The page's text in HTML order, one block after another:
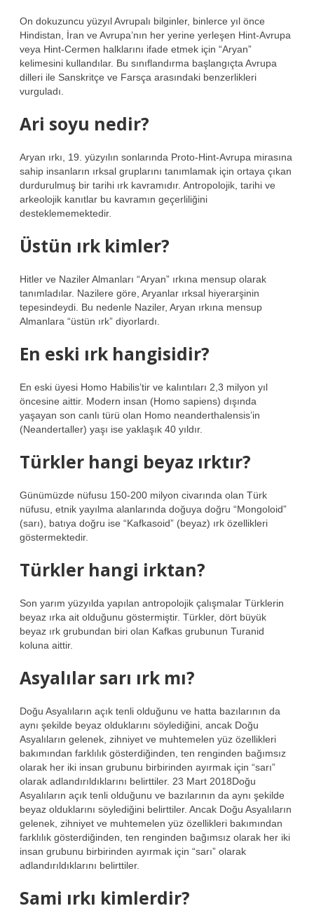
On dokuzuncu yüzyıl Avrupalı ​​bilginler, binlerce yıl önce
Hindistan, İran ve Avrupa’nın her yerine yerleşen Hint-Avrupa
veya Hint-Cermen halklarını ifade etmek için “Aryan”
kelimesini kullandılar. Bu sınıflandırma başlangıçta Avrupa
dilleri ile Sanskritçe ve Farsça arasındaki benzerlikleri
vurguladı.
Ari soyu nedir?
Aryan ırkı, 19. yüzyılın sonlarında Proto-Hint-Avrupa mirasına
sahip insanların ırksal gruplarını tanımlamak için ortaya çıkan
durdurulmuş bir tarihi ırk kavramıdır. Antropolojik, tarihi ve
arkeolojik kanıtlar bu kavramın geçerliliğini
desteklememektedir.
Üstün ırk kimler?
Hitler ve Naziler Almanları “Aryan” ırkına mensup olarak
tanımladılar. Nazilere göre, Aryanlar ırksal hiyerarşinin
tepesindeydi. Bu nedenle Naziler, Aryan ırkına mensup
Almanlara “üstün ırk” diyorlardı.
En eski ırk hangisidir?
En eski üyesi Homo Habilis’tir ve kalıntıları 2,3 milyon yıl
öncesine aittir. Modern insan (Homo sapiens) dışında
yaşayan son canlı türü olan Homo neanderthalensis’in
(Neandertaller) yaşı ise yaklaşık 40 yıldır.
Türkler hangi beyaz ırktır?
Günümüzde nüfusu 150-200 milyon civarında olan Türk
nüfusu, etnik yayılma alanlarında doğuya doğru “Mongoloid”
(sarı), batıya doğru ise “Kafkasoid” (beyaz) ırk özellikleri
göstermektedir.
Türkler hangi irktan?
Son yarım yüzyılda yapılan antropolojik çalışmalar Türklerin
beyaz ırka ait olduğunu göstermiştir. Türkler, dört büyük
beyaz ırk grubundan biri olan Kafkas grubunun Turanid
koluna aittir.
Asyalılar sarı ırk mı?
Doğu Asyalıların açık tenli olduğunu ve hatta bazılarının da
aynı şekilde beyaz olduklarını söylediğini, ancak Doğu
Asyalıların gelenek, zihniyet ve muhtemelen yüz özellikleri
bakımından farklılık gösterdiğinden, ten renginden bağımsız
olarak her iki insan grubunu birbirinden ayırmak için “sarı”
olarak adlandırıldıklarını belirttiler. 23 Mart 2018Doğu
Asyalıların açık tenli olduğunu ve bazılarının da aynı şekilde
beyaz olduklarını söylediğini belirttiler. Ancak Doğu Asyalıların
gelenek, zihniyet ve muhtemelen yüz özellikleri bakımından
farklılık gösterdiğinden, ten renginden bağımsız olarak her iki
insan grubunu birbirinden ayırmak için “sarı” olarak
adlandırıldıklarını belirttiler.
Sami ırkı kimlerdir?